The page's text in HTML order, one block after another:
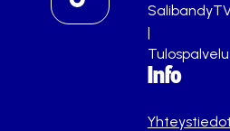
|
Tulospalvelu
Info
Yhteystiedot